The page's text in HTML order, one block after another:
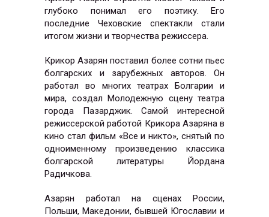
глубоко понимал его поэтику. Его
последние Чеховские спектакли стали
итогом жизни и творчества режиссера.
Крикор Азарян поставил более сотни пьес
болгарских и зарубежных авторов. Он
работал во многих театрах Болгарии и
мира, создал Молодежную сцену театра
города Пазарджик. Самой интересной
режиссерской работой Крикора Азаряна в
кино стал фильм «Все и никто», снятый по
одноименному произведению классика
болгарской литературы Йордана
Радичкова.
Азарян работал на сценах России,
Польши, Македонии, бывшей Югославии и